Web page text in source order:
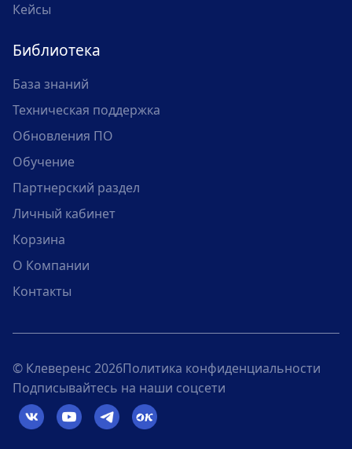
Кейсы
Библиотека
База знаний
Техническая поддержка
Обновления ПО
Обучение
Партнерский раздел
Личный кабинет
Корзина
О Компании
Контакты
© Клеверенс 2026Политика конфиденциальности
Подписывайтесь на наши соцсети